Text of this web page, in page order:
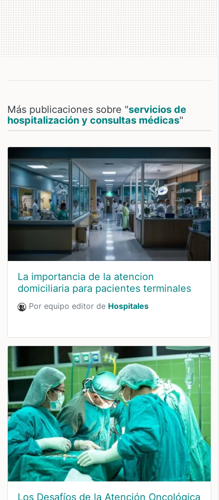
Más publicaciones sobre "servicios de
hospitalización y consultas médicas"
La importancia de la atencion
domiciliaria para pacientes terminales
Por equipo editor de Hospitales
Los Desafíos de la Atención Oncológica